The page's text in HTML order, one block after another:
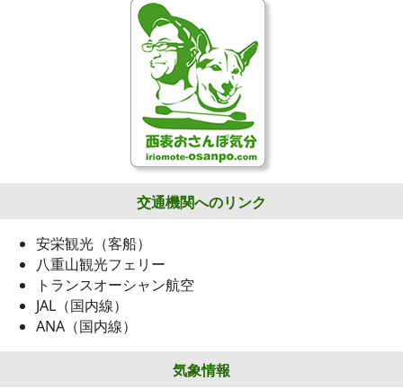
交通機関へのリンク
安栄観光（客船）
八重山観光フェリー
トランスオーシャン航空
JAL（国内線）
ANA（国内線）
気象情報